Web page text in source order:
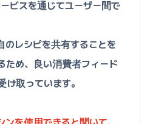
ビスを通じてユーザー間で
のレシピを共有することを
ため、良い消費者フィード
取っています。